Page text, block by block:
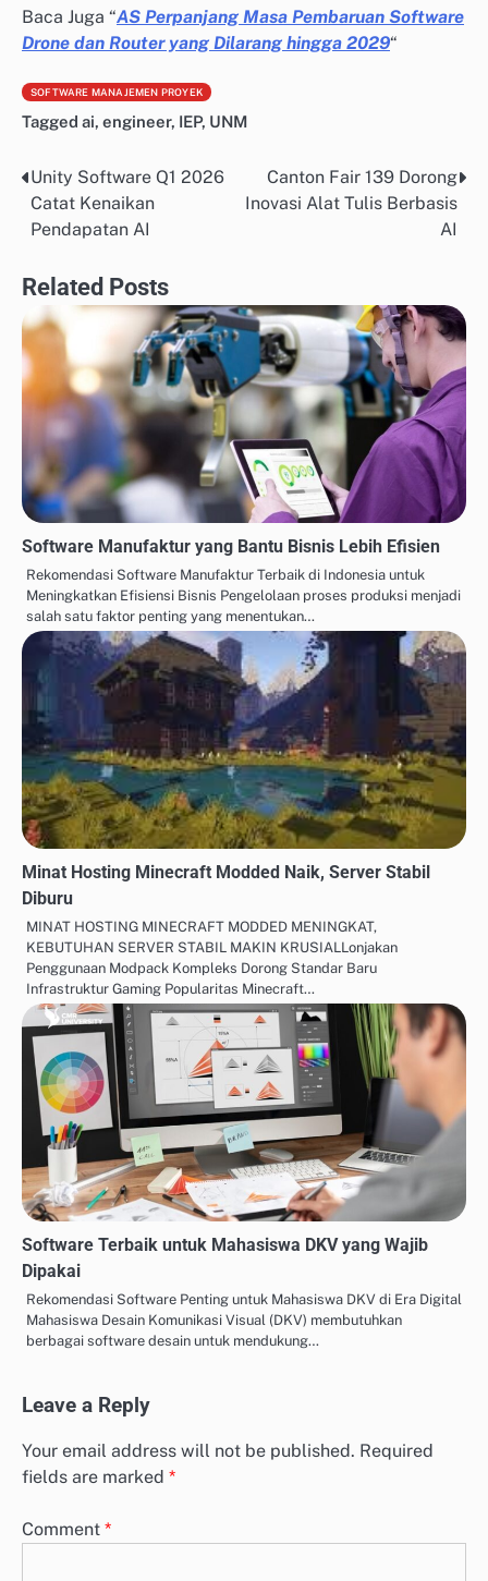
Baca Juga “AS Perpanjang Masa Pembaruan Software
Drone dan Router yang Dilarang hingga 2029“
SOFTWARE MANAJEMEN PROYEK
Tagged ai, engineer, IEP, UNM
Post
navigation
Unity Software Q1 2026
Catat Kenaikan
Pendapatan AI
Canton Fair 139 Dorong
Inovasi Alat Tulis Berbasis
AI
Related Posts
Software Manufaktur yang Bantu Bisnis Lebih Efisien
Rekomendasi Software Manufaktur Terbaik di Indonesia untuk
Meningkatkan Efisiensi Bisnis Pengelolaan proses produksi menjadi
salah satu faktor penting yang menentukan…
Minat Hosting Minecraft Modded Naik, Server Stabil
Diburu
MINAT HOSTING MINECRAFT MODDED MENINGKAT,
KEBUTUHAN SERVER STABIL MAKIN KRUSIALLonjakan
Penggunaan Modpack Kompleks Dorong Standar Baru
Infrastruktur Gaming Popularitas Minecraft…
Software Terbaik untuk Mahasiswa DKV yang Wajib
Dipakai
Rekomendasi Software Penting untuk Mahasiswa DKV di Era Digital
Mahasiswa Desain Komunikasi Visual (DKV) membutuhkan
berbagai software desain untuk mendukung…
Leave a Reply
Your email address will not be published. Required
fields are marked *
Comment *